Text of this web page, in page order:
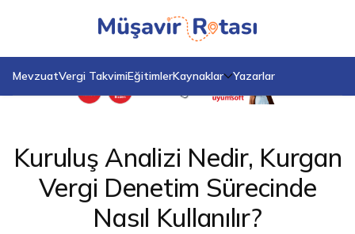
MevzuatVergi TakvimiEğitimlerKaynaklar Yazarlar
Anasayfa
Blog
Kuruluş Analizi Nedir, Kurgan Vergi Denetim Sürecinde Nasıl Kullanılır?
Kuruluş Analizi Nedir, Kurgan
Vergi Denetim Sürecinde
Nasıl Kullanılır?